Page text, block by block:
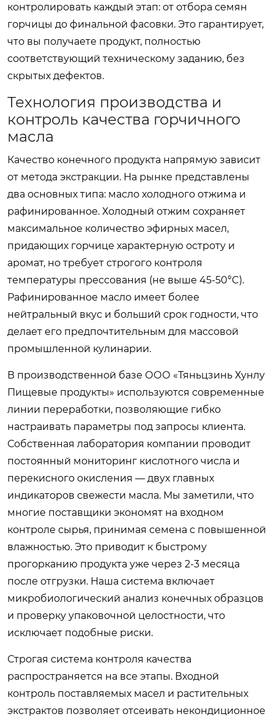
контролировать каждый этап: от отбора семян
горчицы до финальной фасовки. Это гарантирует,
что вы получаете продукт, полностью
соответствующий техническому заданию, без
скрытых дефектов.
Технология производства и
контроль качества горчичного
масла
Качество конечного продукта напрямую зависит
от метода экстракции. На рынке представлены
два основных типа: масло холодного отжима и
рафинированное. Холодный отжим сохраняет
максимальное количество эфирных масел,
придающих горчице характерную остроту и
аромат, но требует строгого контроля
температуры прессования (не выше 45-50°C).
Рафинированное масло имеет более
нейтральный вкус и больший срок годности, что
делает его предпочтительным для массовой
промышленной кулинарии.
В производственной базе ООО «Тяньцзинь Хунлу
Пищевые продукты» используются современные
линии переработки, позволяющие гибко
настраивать параметры под запросы клиента.
Собственная лаборатория компании проводит
постоянный мониторинг кислотного числа и
перекисного окисления — двух главных
индикаторов свежести масла. Мы заметили, что
многие поставщики экономят на входном
контроле сырья, принимая семена с повышенной
влажностью. Это приводит к быстрому
прогорканию продукта уже через 2-3 месяца
после отгрузки. Наша система включает
микробиологический анализ конечных образцов
и проверку упаковочной целостности, что
исключает подобные риски.
Строгая система контроля качества
распространяется на все этапы. Входной
контроль поставляемых масел и растительных
экстрактов позволяет отсеивать некондиционное